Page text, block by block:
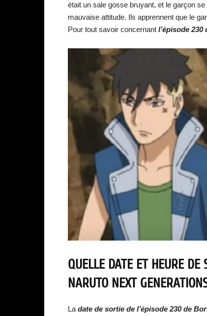
était un sale gosse bruyant, et le garçon
mauvaise attitude. Ils apprennent que le
Pour tout savoir concernant l’épisode 230
QUELLE DATE ET HEURE DE
NARUTO NEXT
La date de sortie de l’épisode 230 de